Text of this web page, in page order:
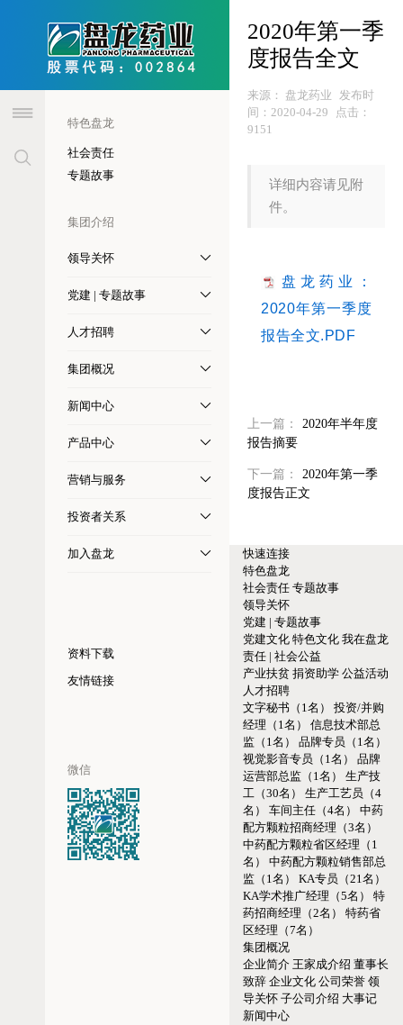
特色盘龙
社会责任
专题故事
集团介绍
领导关怀
党建 | 专题故事
人才招聘
集团概况
新闻中心
产品中心
营销与服务
投资者关系
加入盘龙
资料下载
友情链接
微信
2020年第一季
度报告全文
来源： 盘龙药业 发布时
间： 2020-04-29
点击：
9151
详细内容请见附
件。
盘龙药业：
2020年第一季度
报告全文.PDF
上一篇：
2020年半年度
报告摘要
下一篇：
2020年第一季
度报告正文
快速连接
特色盘龙
社会责任 专题故事
领导关怀
党建 | 专题故事
党建文化 特色文化 我在盘龙
责任 | 社会公益
产业扶贫 捐资助学 公益活动
人才招聘
文字秘书（1名）
投资/并购
经理（1名）
信息技术部总
监（1名）
品牌专员（1名）
视觉影音专员（1名）
品牌
运营部总监（1名）
生产技
工（30名）
生产工艺员（4
名）
车间主任（4名）
中药
配方颗粒招商经理（3名）
中药配方颗粒省区经理（1
名）
中药配方颗粒销售部总
监（1名）
KA专员（21名）
KA学术推广经理（5名）
特
药招商经理（2名）
特药省
区经理（7名）
集团概况
企业简介 王家成介绍 董事长
致辞 企业文化 公司荣誉 领
导关怀 子公司介绍 大事记
新闻中心